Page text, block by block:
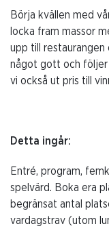
Börja kvällen med
locka fram massor
upp till restaurangen
något gott och följer
vi också ut pris till
Detta ingår:
Entré, program,
spelvärd. Boka era
begränsat antal
vardagstrav (utom